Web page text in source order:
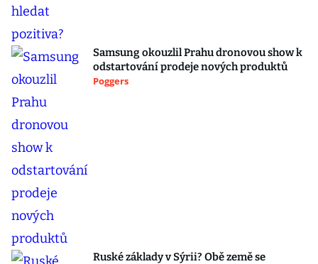
Samsung okouzlil Prahu dronovou show k
odstartování prodeje nových produktů
Poggers
Ruské základy v Sýrii? Obě země se